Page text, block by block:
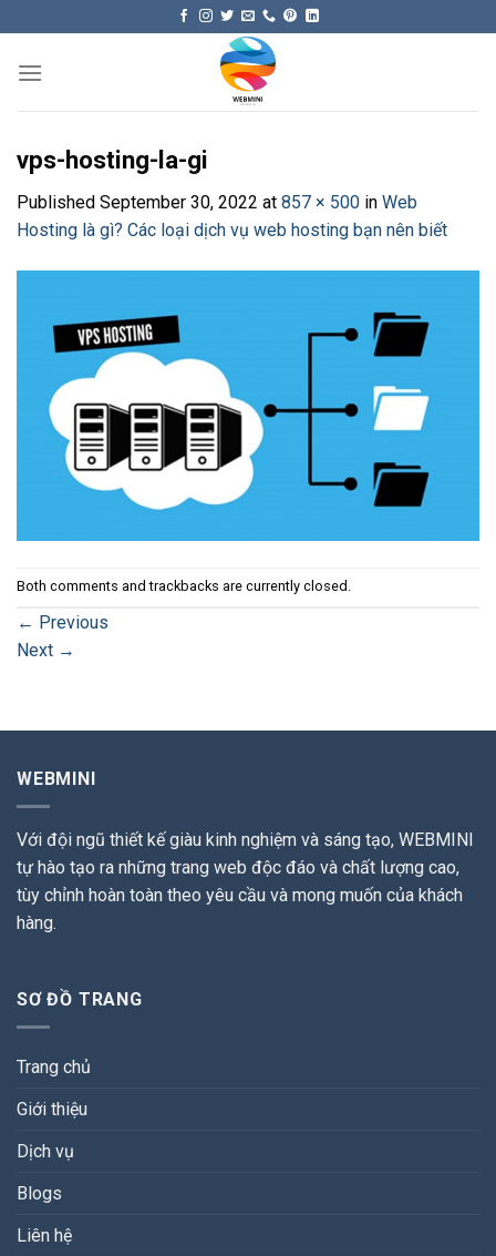
content
vps-hosting-la-gi
Published September 30, 2022 at 857 × 500 in Web
Hosting là gì? Các loại dịch vụ web hosting bạn nên biết
Both comments and trackbacks are currently closed.
← Previous
Next →
WEBMINI
Với đội ngũ thiết kế giàu kinh nghiệm và sáng tạo, WEBMINI
tự hào tạo ra những trang web độc đáo và chất lượng cao,
tùy chỉnh hoàn toàn theo yêu cầu và mong muốn của khách
hàng.
SƠ ĐỒ TRANG
Trang chủ
Giới thiệu
Dịch vụ
Blogs
Liên hệ